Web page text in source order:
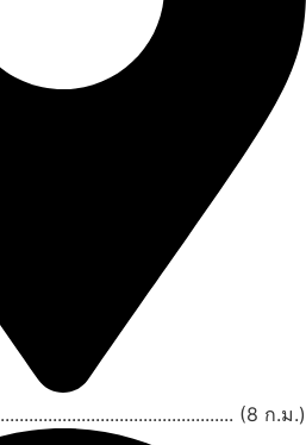
(8 ก.ม.)